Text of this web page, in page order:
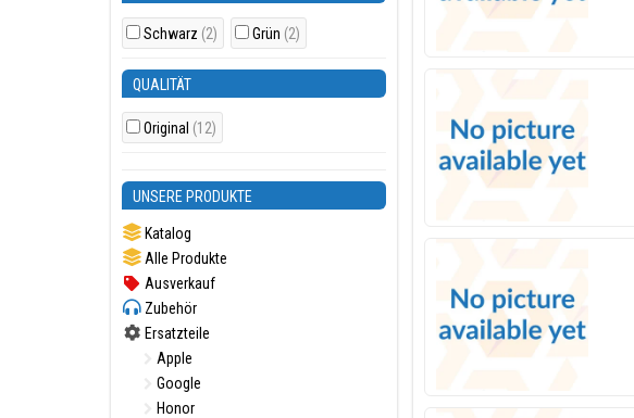
Schwarz (2) Grün (2)
QUALITÄT
Original (12)
UNSERE PRODUKTE
Katalog
Alle Produkte
Ausverkauf
Zubehör
Ersatzteile
Apple
Google
Honor